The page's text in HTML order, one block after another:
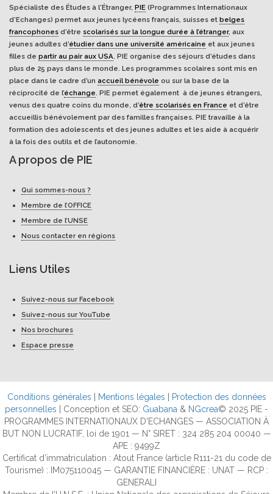
Spécialiste des Études à l'Étranger, PIE (Programmes Internationaux
d’Echanges) permet aux jeunes lycéens français, suisses et belges
francophones d’être scolarisés sur la longue durée à l’étranger, aux
jeunes adultes d’étudier dans une université américaine et aux jeunes
filles de partir au pair aux USA. PIE organise des séjours d’études dans
plus de 25 pays dans le monde. Les programmes scolaires sont mis en
place dans le cadre d’un accueil bénévole ou sur la base de la
réciprocité de l’échange. PIE permet également à de jeunes étrangers,
venus des quatre coins du monde, d’être scolarisés en France et d’être
accueillis bénévolement par des familles françaises. PIE travaille à la
formation des adolescents et des jeunes adultes et les aide à acquérir
à la fois des outils et de l’autonomie.
A propos de PIE
Qui sommes-nous ?
Membre de l’OFFICE
Membre de l’UNSE
Nous contacter en régions
Liens Utiles
Suivez-nous sur Facebook
Suivez-nous sur YouTube
Nos brochures
Espace presse
Conditions générales Mentions légales
Protection des données
personnelles | Conception et SEO: Guabana & NGcrea© 2025 PIE -
PROGRAMMES INTERNATIONAUX D'ECHANGES — ASSOCIATION À
BUT NON LUCRATIF, loi de 1901 — N° SIRET : 324 285 204 00040 —
APE : 9499Z
Certificat d’immatriculation : Atout France (article R111-21 du code de
Tourisme) : IM075110045 — GARANTIE FINANCIÈRE : UNAT — RCP :
GENERALI